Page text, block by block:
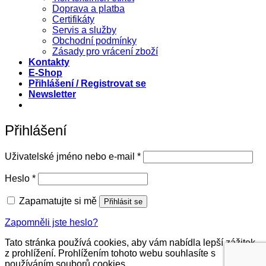
Doprava a platba
Certifikáty
Servis a služby
Obchodní podmínky
Zásady pro vrácení zboží
Kontakty
E-Shop
Přihlášení / Registrovat se
Newsletter
Přihlášení
Uživatelské jméno nebo e-mail *Povinné
Heslo *Povinné
Zapamatujte si mě Přihlásit se
Zapomněli jste heslo?
Tato stránka používá cookies, aby vám nabídla lepší zážitek
z prohlížení. Prohlížením tohoto webu souhlasíte s
používáním souborů cookies.